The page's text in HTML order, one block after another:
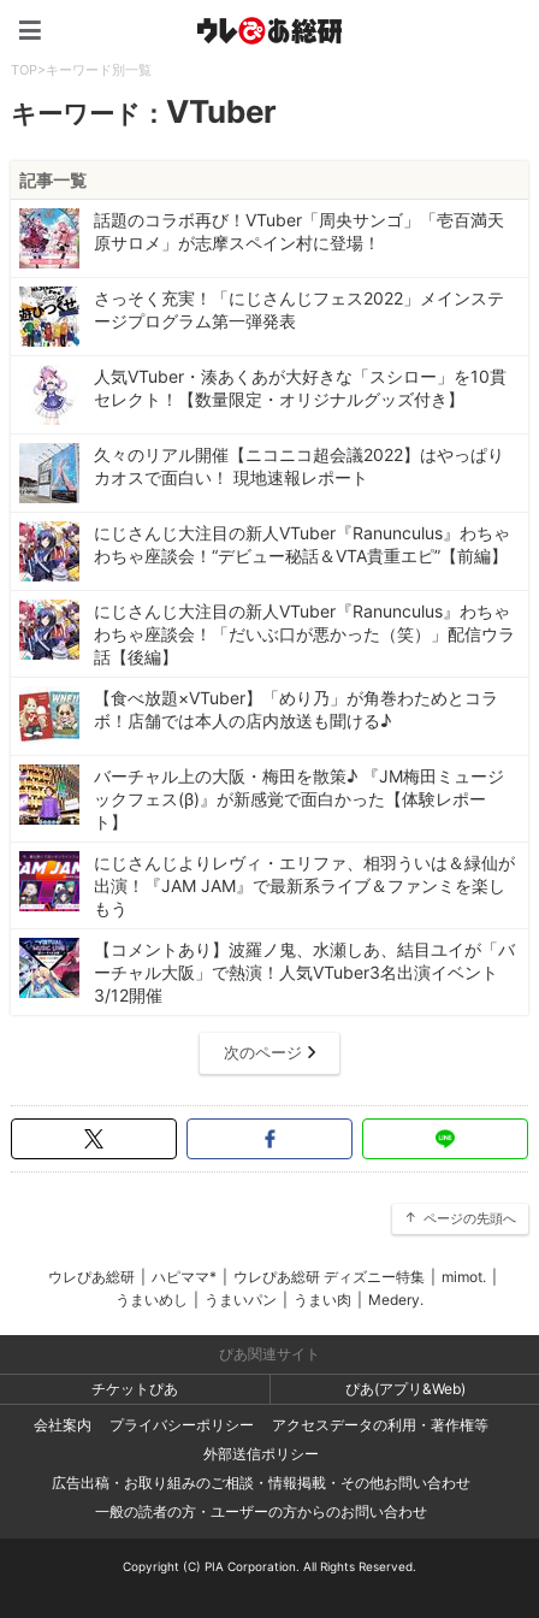
TOP>キーワード別一覧
キーワード： VTuber
記事一覧
話題のコラボ再び！VTuber「周央サンゴ」「壱百満天
原サロメ」が志摩スペイン村に登場！
さっそく充実！「にじさんじフェス2022」メインステ
ージプログラム第一弾発表
人気VTuber・湊あくあが大好きな「スシロー」を10貫
セレクト！【数量限定・オリジナルグッズ付き】
久々のリアル開催【ニコニコ超会議2022】はやっぱり
カオスで面白い！ 現地速報レポート
にじさんじ大注目の新人VTuber『Ranunculus』わちゃ
わちゃ座談会！“デビュー秘話＆VTA貴重エピ”【前編】
にじさんじ大注目の新人VTuber『Ranunculus』わちゃ
わちゃ座談会！「だいぶ口が悪かった（笑）」配信ウラ
話【後編】
【食べ放題×VTuber】「めり乃」が角巻わためとコラ
ボ！店舗では本人の店内放送も聞ける♪
バーチャル上の大阪・梅田を散策♪ 『JM梅田ミュージ
ックフェス(β)』が新感覚で面白かった【体験レポー
ト】
にじさんじよりレヴィ・エリファ、相羽ういは＆緑仙が
出演！『JAM JAM』で最新系ライブ＆ファンミを楽し
もう
【コメントあり】波羅ノ鬼、水瀬しあ、結目ユイが「バ
ーチャル大阪」で熱演！人気VTuber3名出演イベント
3/12開催
次のページ
ページの先頭へ
ウレぴあ総研 ハピママ* ウレぴあ総研 ディズニー特集 mimot.
うまいめし
うまいパン うまい肉 Medery.
ぴあ関連サイト
チケットぴあ
ぴあ(アプリ&Web)
会社案内
プライバシーポリシー
アクセスデータの利用・著作権等
外部送信ポリシー
広告出稿・お取り組みのご相談・情報掲載・その他お問い合わせ
一般の読者の方・ユーザーの方からのお問い合わせ
Copyright (C) PIA Corporation. All Rights Reserved.